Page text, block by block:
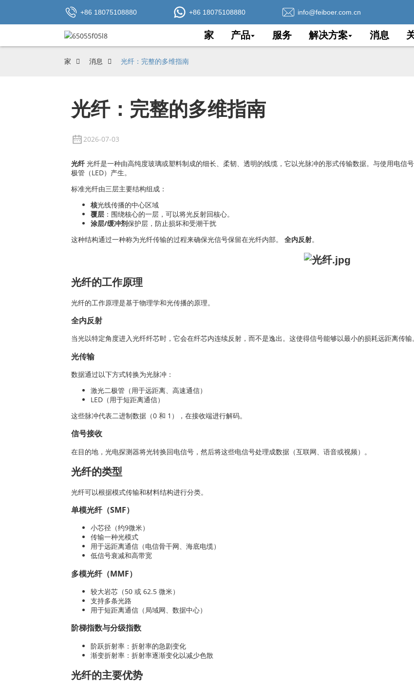
+86 18075108880 +86 18075108880 info@feiboer.com.cn
家 产品 服务 解决方案 消息
家 消息 光纤：完整的多维指南
光纤：完整的多维指南
2026-07-03
光纤 光纤是一种由高纯度玻璃或塑料制成的细长、柔韧、透明的线缆，它以光脉冲的形式传输数据。与使用电信
极管（LED）产生。
标准光纤由三层主要结构组成：
核光线传播的中心区域
覆层 ：围绕核心的一层，可以将光反射回核心。
涂层/缓冲剂保护层，防止损坏和受潮干扰
这种结构通过一种称为光纤传输的过程来确保光信号保留在光纤内部。 全内反射。
光纤的工作原理
光纤的工作原理是基于物理学和光传播的原理。
全内反射
当光以特定角度进入光纤纤芯时，它会在纤芯内连续反射，而不是逸出。这使得信号能够以最小的损耗远距离传输。
光传输
数据通过以下方式转换为光脉冲：
激光二极管（用于远距离、高速通信）
LED（用于短距离通信）
这些脉冲代表二进制数据（0 和 1），在接收端进行解码。
信号接收
在目的地，光电探测器将光转换回电信号，然后将这些电信号处理成数据（互联网、语音或视频）。
光纤的类型
光纤可以根据模式传输和材料结构进行分类。
单模光纤（SMF）
小芯径（约9微米）
传输一种光模式
用于远距离通信（电信骨干网、海底电缆）
低信号衰减和高带宽
多模光纤（MMF）
较大岩芯（50 或 62.5 微米）
支持多条光路
用于短距离通信（局域网、数据中心）
阶梯指数与分级指数
阶跃折射率：折射率的急剧变化
渐变折射率：折射率逐渐变化以减少色散
光纤的主要优势